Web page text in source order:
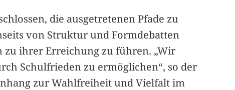
die ausgetretenen Pfade zu
von Struktur und Formdebatten
zu ihrer Erreichung zu führen. „Wir
Schulfrieden zu ermöglichen“, so der
zur Wahlfreiheit und Vielfalt im